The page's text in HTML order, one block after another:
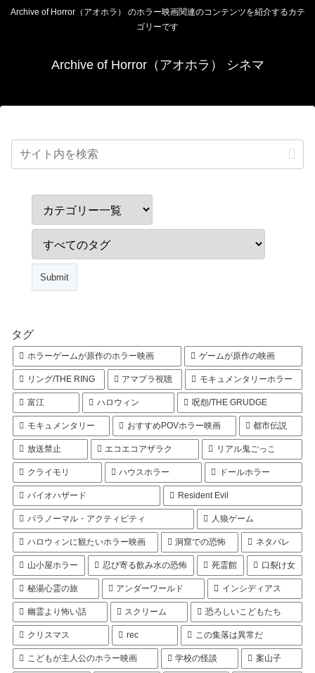
Archive of Horror（アオホラ） のホラー映画関連のコンテンツを紹介するカテ
ゴリーです
Archive of Horror（アオホラ） シネマ
タグ
ホラーゲームが原作のホラー映画 ゲームが原作の映画
リング/THE RING アマプラ視聴 モキュメンタリーホラー
富江 ハロウィン 呪怨/THE GRUDGE
モキュメンタリー おすすめPOVホラー映画 都市伝説
放送禁止 エコエコアザラク リアル鬼ごっこ
クライモリ ハウスホラー ドールホラー
バイオハザード Resident Evil
パラノーマル・アクティビティ 人狼ゲーム
ハロウィンに観たいホラー映画 洞窟での恐怖 ネタバレ
山小屋ホラー 忍び寄る飲み水の恐怖 死霊館 口裂け女
秘湯心霊の旅 アンダーワールド インシディアス
幽霊より怖い話 スクリーム 恐ろしいこどもたち
クリスマス rec この集落は異常だ
こどもが主人公のホラー映画 学校の怪談 案山子